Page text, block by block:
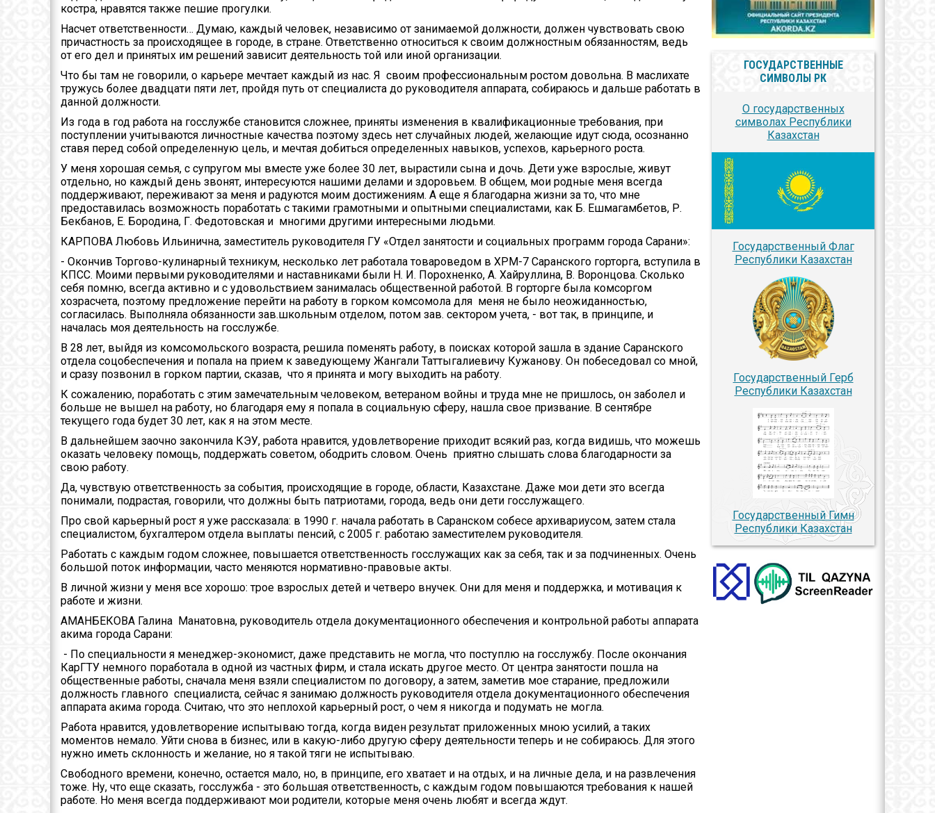
костра, нравятся также пешие прогулки.
Насчет ответственности… Думаю, каждый человек, независимо от занимаемой должности, должен чувствовать свою
причастность за происходящее в городе, в стране. Ответственно относиться к своим должностным обязанностям, ведь
от его дел и принятых им решений зависит деятельность той или иной организации.
Что бы там не говорили, о карьере мечтает каждый из нас. Я своим профессиональным ростом довольна. В маслихате
тружусь более двадцати пяти лет, пройдя путь от специалиста до руководителя аппарата, собираюсь и дальше работать в
данной должности.
Из года в год работа на госслужбе становится сложнее, приняты изменения в квалификационные требования, при
поступлении учитываются личностные качества поэтому здесь нет случайных людей, желающие идут сюда, осознанно
ставя перед собой определенную цель, и мечтая добиться определенных навыков, успехов, карьерного роста.
У меня хорошая семья, с супругом мы вместе уже более 30 лет, вырастили сына и дочь. Дети уже взрослые, живут
отдельно, но каждый день звонят, интересуются нашими делами и здоровьем. В общем, мои родные меня всегда
поддерживают, переживают за меня и радуются моим достижениям. А еще я благодарна жизни за то, что мне
предоставилась возможность поработать с такими грамотными и опытными специалистами, как Б. Ешмагамбетов, Р.
Бекбанов, Е. Бородина, Г. Федотовская и многими другими интересными людьми.
КАРПОВА Любовь Ильинична, заместитель руководителя ГУ «Отдел занятости и социальных программ города Сарани»:
- Окончив Торгово-кулинарный техникум, несколько лет работала товароведом в ХРМ-7 Саранского горторга, вступила в
КПСС. Моими первыми руководителями и наставниками были Н. И. Порохненко, А. Хайруллина, В. Воронцова. Сколько
себя помню, всегда активно и с удовольствием занималась общественной работой. В горторге была комсоргом
хозрасчета, поэтому предложение перейти на работу в горком комсомола для меня не было неожиданностью,
согласилась. Выполняла обязанности зав.школьным отделом, потом зав. сектором учета, - вот так, в принципе, и
началась моя деятельность на госслужбе.
В 28 лет, выйдя из комсомольского возраста, решила поменять работу, в поисках которой зашла в здание Саранского
отдела соцобеспечения и попала на прием к заведующему Жангали Таттыгалиевичу Кужанову. Он побеседовал со мной,
и сразу позвонил в горком партии, сказав, что я принята и могу выходить на работу.
К сожалению, поработать с этим замечательным человеком, ветераном войны и труда мне не пришлось, он заболел и
больше не вышел на работу, но благодаря ему я попала в социальную сферу, нашла свое призвание. В сентябре
текущего года будет 30 лет, как я на этом месте.
В дальнейшем заочно закончила КЭУ, работа нравится, удовлетворение приходит всякий раз, когда видишь, что можешь
оказать человеку помощь, поддержать советом, ободрить словом. Очень приятно слышать слова благодарности за
свою работу.
Да, чувствую ответственность за события, происходящие в городе, области, Казахстане. Даже мои дети это всегда
понимали, подрастая, говорили, что должны быть патриотами, города, ведь они дети госслужащего.
Про свой карьерный рост я уже рассказала: в 1990 г. начала работать в Саранском собесе архивариусом, затем стала
специалистом, бухгалтером отдела выплаты пенсий, с 2005 г. работаю заместителем руководителя.
Работать с каждым годом сложнее, повышается ответственность госслужащих как за себя, так и за подчиненных. Очень
большой поток информации, часто меняются нормативно-правовые акты.
В личной жизни у меня все хорошо: трое взрослых детей и четверо внучек. Они для меня и поддержка, и мотивация к
работе и жизни.
АМАНБЕКОВА Галина Манатовна, руководитель отдела документационного обеспечения и контрольной работы аппарата
акима города Сарани:
- По специальности я менеджер-экономист, даже представить не могла, что поступлю на госслужбу. После окончания
КарГТУ немного поработала в одной из частных фирм, и стала искать другое место. От центра занятости пошла на
общественные работы, сначала меня взяли специалистом по договору, а затем, заметив мое старание, предложили
должность главного специалиста, сейчас я занимаю должность руководителя отдела документационного обеспечения
аппарата акима города. Считаю, что это неплохой карьерный рост, о чем я никогда и подумать не могла.
Работа нравится, удовлетворение испытываю тогда, когда виден результат приложенных мною усилий, а таких
моментов немало. Уйти снова в бизнес, или в какую-либо другую сферу деятельности теперь и не собираюсь. Для этого
нужно иметь склонность и желание, но я такой тяги не испытываю.
Свободного времени, конечно, остается мало, но, в принципе, его хватает и на отдых, и на личные дела, и на развлечения
тоже. Ну, что еще сказать, госслужба - это большая ответственность, с каждым годом повышаются требования к нашей
работе. Но меня всегда поддерживают мои родители, которые меня очень любят и всегда ждут.
ГОСУДАРСТВЕННЫЕ
СИМВОЛЫ РК
О государственных
символах Республики
Казахстан
Государственный Флаг
Республики Казахстан
Государственный Герб
Республики Казахстан
Государственный Гимн
Республики Казахстан